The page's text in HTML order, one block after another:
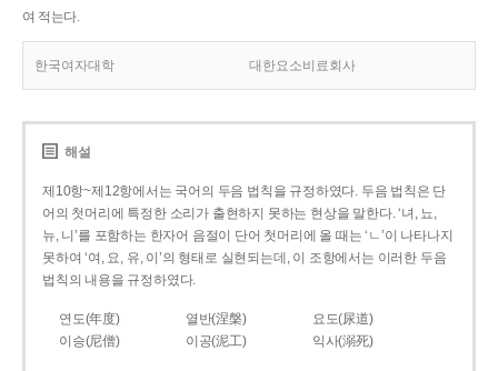
여 적는다.
한국여자대학 대한요소비료회사
해설
제10항~제12항에서는 국어의 두음 법칙을 규정하였다. 두음 법칙은 단
어의 첫머리에 특정한 소리가 출현하지 못하는 현상을 말한다. ‘녀, 뇨,
뉴, 니’를 포함하는 한자어 음절이 단어 첫머리에 올 때는 ‘ㄴ’이 나타나지
못하여 ‘여, 요, 유, 이’의 형태로 실현되는데, 이 조항에서는 이러한 두음
법칙의 내용을 규정하였다.
연도(年度) 열반(涅槃)
요도(尿道)
이승(尼僧)
이공(泥工) 익사(溺死)